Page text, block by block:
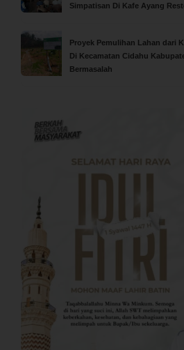
Simpatisan Di Kafe Ayang
Proyek Pemulihan Lahan dari
Di Kecamatan Cidahu
Bermasalah